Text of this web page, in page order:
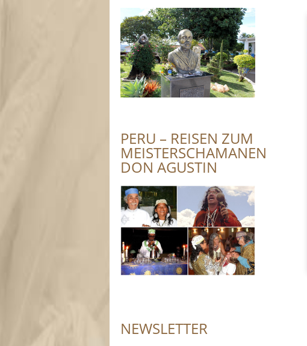
PERU – REISEN ZUM
MEISTERSCHAMANEN
DON AGUSTIN
NEWSLETTER